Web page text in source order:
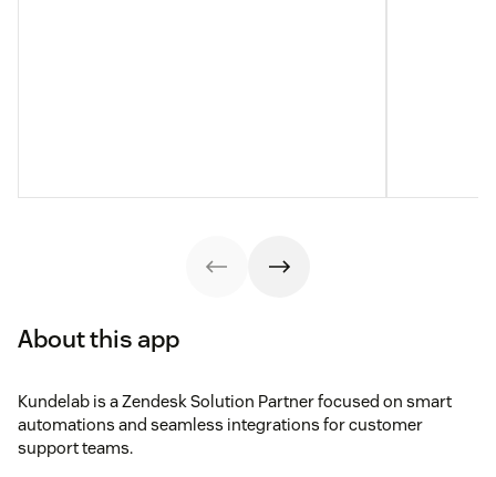
About this app
Kundelab is a Zendesk Solution Partner focused on smart
automations and seamless integrations for customer
support teams.